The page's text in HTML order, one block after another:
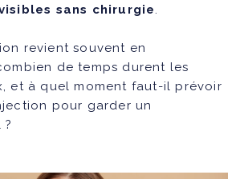
sans chirurgie.
revient souvent en
de temps durent les
et à quel moment faut-il prévoir
pour garder un